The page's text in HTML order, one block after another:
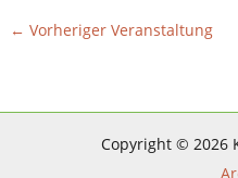
← Vorheriger Veranstaltung
Copyright © 2026